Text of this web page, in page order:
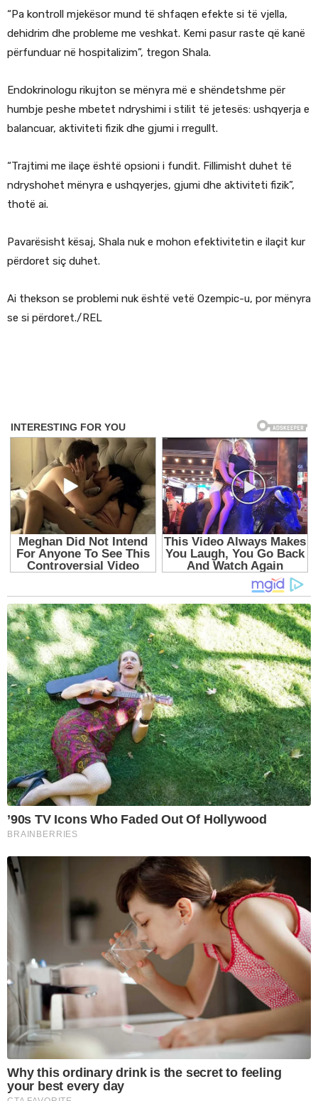
“Pa kontroll mjekësor mund të shfaqen efekte si të vjella,
dehidrim dhe probleme me veshkat. Kemi pasur raste që kanë
përfunduar në hospitalizim”, tregon Shala.
Endokrinologu rikujton se mënyra më e shëndetshme për
humbje peshe mbetet ndryshimi i stilit të jetesës: ushqyerja e
balancuar, aktiviteti fizik dhe gjumi i rregullt.
“Trajtimi me ilaçe është opsioni i fundit. Fillimisht duhet të
ndryshohet mënyra e ushqyerjes, gjumi dhe aktiviteti fizik”,
thotë ai.
Pavarësisht kësaj, Shala nuk e mohon efektivitetin e ilaçit kur
përdoret siç duhet.
Ai thekson se problemi nuk është vetë Ozempic-u, por mënyra
se si përdoret./REL